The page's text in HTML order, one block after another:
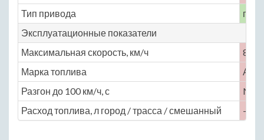
Тип привода
Эксплуатационные показатели
Максимальная скорость, км/ч
85
Марка топлива
АИ-
Разгон до 100 км/ч, с
No
Расход топлива, л город / трасса / смешанный
— /